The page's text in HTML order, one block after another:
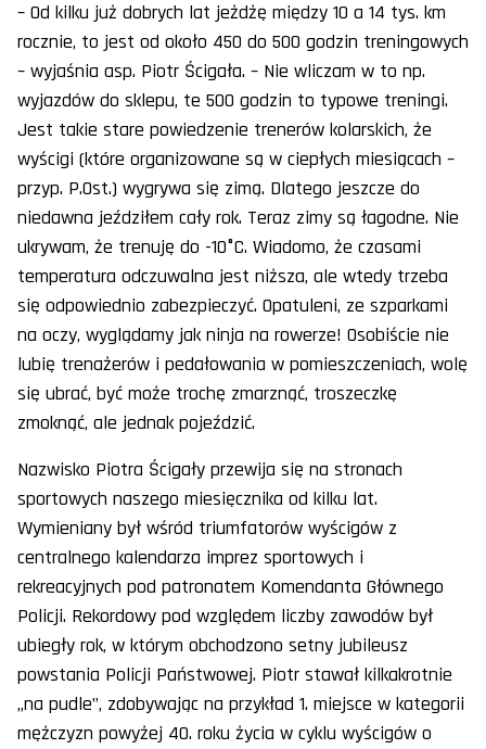
– Od kilku już dobrych lat jeżdżę między 10 a 14 tys. km
rocznie, to jest od około 450 do 500 godzin treningowych
– wyjaśnia asp. Piotr Ścigała. – Nie wliczam w to np.
wyjazdów do sklepu, te 500 godzin to typowe treningi.
Jest takie stare powiedzenie trenerów kolarskich, że
wyścigi (które organizowane są w ciepłych miesiącach –
przyp. P.Ost.) wygrywa się zimą. Dlatego jeszcze do
niedawna jeździłem cały rok. Teraz zimy są łagodne. Nie
ukrywam, że trenuję do -10°C. Wiadomo, że czasami
temperatura odczuwalna jest niższa, ale wtedy trzeba
się odpowiednio zabezpieczyć. Opatuleni, ze szparkami
na oczy, wyglądamy jak ninja na rowerze! Osobiście nie
lubię trenażerów i pedałowania w pomieszczeniach, wolę
się ubrać, być może trochę zmarznąć, troszeczkę
zmoknąć, ale jednak pojeździć.
Nazwisko Piotra Ścigały przewija się na stronach
sportowych naszego miesięcznika od kilku lat.
Wymieniany był wśród triumfatorów wyścigów z
centralnego kalendarza imprez sportowych i
rekreacyjnych pod patronatem Komendanta Głównego
Policji. Rekordowy pod względem liczby zawodów był
ubiegły rok, w którym obchodzono setny jubileusz
powstania Policji Państwowej. Piotr stawał kilkakrotnie
„na pudle”, zdobywając na przykład 1. miejsce w kategorii
mężczyzn powyżej 40. roku życia w cyklu wyścigów o